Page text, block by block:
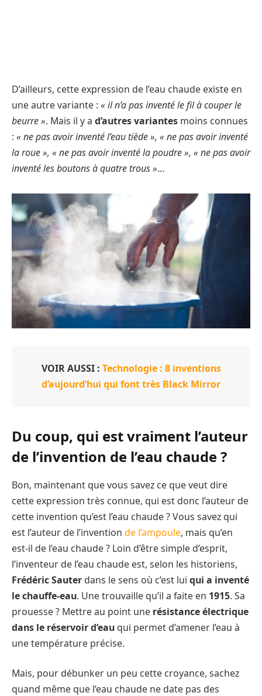
D’ailleurs, cette expression de l’eau chaude existe en
une autre variante : « il n’a pas inventé le fil à couper le
beurre ». Mais il y a d’autres variantes moins connues
: « ne pas avoir inventé l’eau tiède », « ne pas avoir inventé
la roue », « ne pas avoir inventé la poudre », « ne pas avoir
inventé les boutons à quatre trous »…
VOIR AUSSI : Technologie : 8 inventions
d’aujourd’hui qui font très Black Mirror
Du coup, qui est vraiment l’auteur
de l’invention de l’eau chaude ?
Bon, maintenant que vous savez ce que veut dire
cette expression très connue, qui est donc l’auteur de
cette invention qu’est l’eau chaude ? Vous savez qui
est l’auteur de l’invention de l’ampoule, mais qu’en
est-il de l’eau chaude ? Loin d’être simple d’esprit,
l’inventeur de l’eau chaude est, selon les historiens,
Frédéric Sauter dans le sens où c’est lui qui a inventé
le chauffe-eau. Une trouvaille qu’il a faite en 1915. Sa
prouesse ? Mettre au point une résistance électrique
dans le réservoir d’eau qui permet d’amener l’eau à
une température précise.
Mais, pour débunker un peu cette croyance, sachez
quand même que l’eau chaude ne date pas des